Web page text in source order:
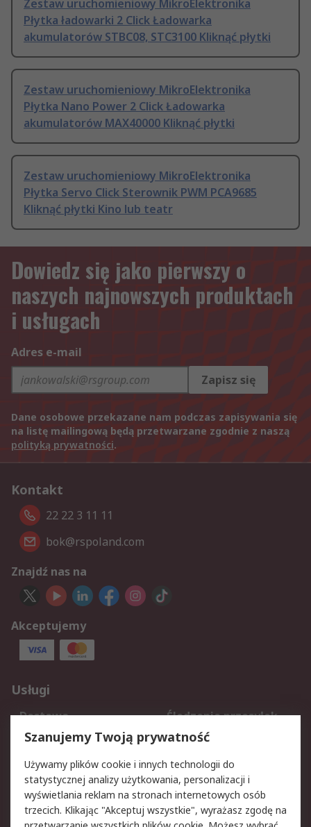
Zestaw uruchomieniowy MikroElektronika
Płytka ładowarki 2 Click Ładowarka
akumulatorów STBC08, STC3100 Kliknąć płytki
Zestaw uruchomieniowy MikroElektronika
Płytka Nano Power 2 Click Ładowarka
akumulatorów MAX40000 Kliknąć płytki
Zestaw uruchomieniowy MikroElektronika
Płytka Servo Click Sterownik PWM PCA9685
Kliknąć płytki Kino lub teatr
Dowiedz się jako pierwszy o
naszych najnowszych produktach
i usługach
Adres e-mail
Zapisz się
Dane osobowe przekazane nam podczas zapisywania się
na listę mailingową będą przetwarzane zgodnie z naszą
polityką prywatności.
Kontakt
22 22 3 11 11
bok@rspoland.com
Znajdź nas na
Akceptujemy
Usługi
Dostawa
Śledzenie przesyłek
Reklamacje i zwroty
Rejestracja
Aspekty prawne
Bezpieczeństwo e-
Polityka dotycząca
Szanujemy Twoją prywatność
Używamy plików cookie i innych technologii do
statystycznej analizy użytkowania, personalizacji i
wyświetlania reklam na stronach internetowych osób
trzecich. Klikając "Akceptuj wszystkie", wyrażasz zgodę na